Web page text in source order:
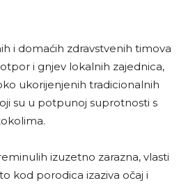
i domaćih zdravstvenih timova
i gnjev lokalnih zajednica,
ukorijenjenih tradicionalnih
su u potpunoj suprotnosti s
izuzetno zarazna, vlasti
kod porodica izaziva očaj i